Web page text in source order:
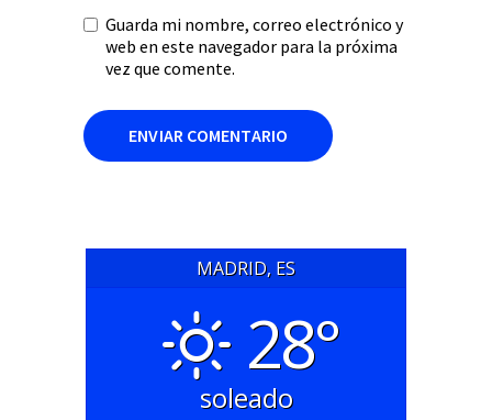
Guarda mi nombre, correo electrónico y
web en este navegador para la próxima
vez que comente.
MADRID, ES
28°
soleado